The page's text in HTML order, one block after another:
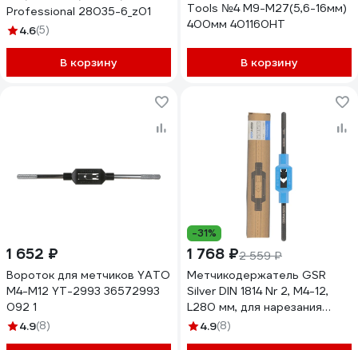
Professional 28035-6_z01
4.6(5)
В корзину
Tools №4 M9-M27(5,6-16мм)
400мм 401160HT
В корзину
1 652 ₽
Вороток для метчиков YATO
M4-M12 YT-2993 36572993
092 1
4.9(8)
-31%
1 768 ₽2 559 ₽
Метчикодержатель GSR
Silver DIN 1814 Nr 2, M4-12,
L280 мм, для нарезания
резьбы по металлу
4.9(8)